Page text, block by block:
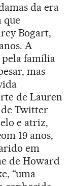
da era
que
Bogart,
A
família
mas
de Lauren
de Twitter
e atriz,
19 anos,
em
de Howard
“uma